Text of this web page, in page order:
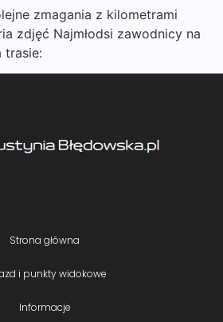
zmagania z kilometrami
zdjęć Najmłodsi zawodnicy na
trasie:
Strona główna
i punkty widokowe
Informacje